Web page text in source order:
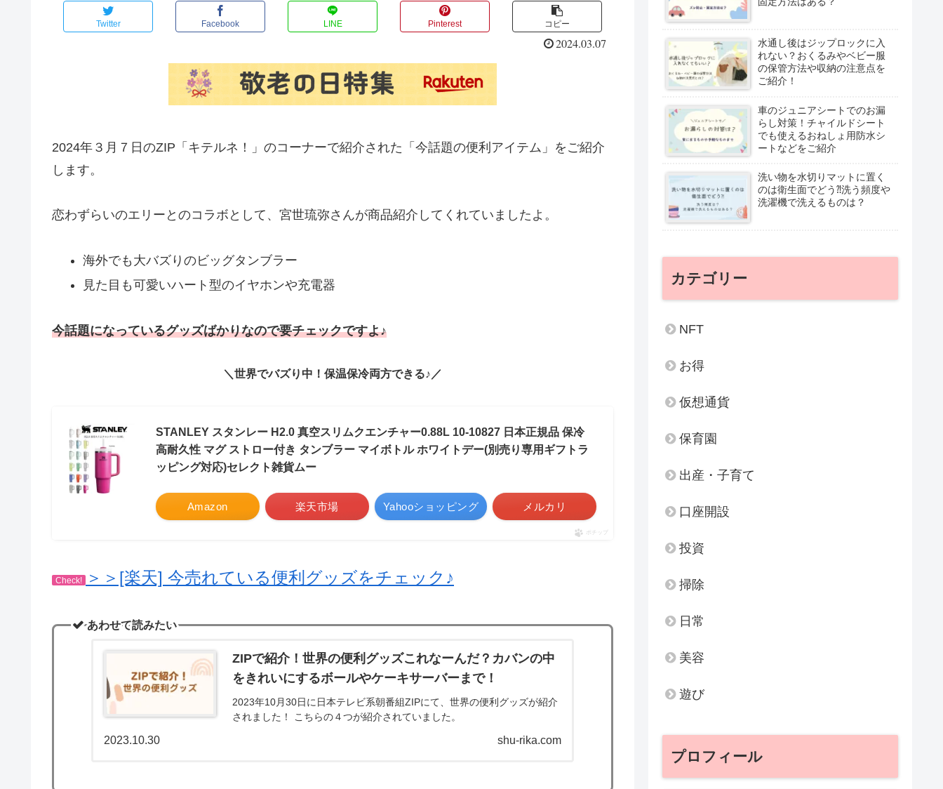
Twitter Facebook LINE Pinterest コピー
2024.03.07
2024年３月７日のZIP「キテルネ！」のコーナーで紹介された「今話題の便利アイテム」をご紹介
します。
恋わずらいのエリーとのコラボとして、宮世琉弥さんが商品紹介してくれていましたよ。
海外でも大バズりのビッグタンブラー
見た目も可愛いハート型のイヤホンや充電器
今話題になっているグッズばかりなので要チェックですよ♪
＼世界でバズり中！保温保冷両方できる♪／
STANLEY スタンレー H2.0 真空スリムクエンチャー0.88L 10-10827 日本正規品 保冷
高耐久性 マグ ストロー付き タンブラー マイボトル ホワイトデー(別売り専用ギフトラ
ッピング対応)セレクト雑貨ムー
Amazon 楽天市場 Yahooショッピング メルカリ
ポチップ
Check! ＞＞[楽天] 今売れている便利グッズをチェック♪
あわせて読みたい
ZIPで紹介！世界の便利グッズこれなーんだ？カバンの中
をきれいにするボールやケーキサーバーまで！
2023年10月30日に日本テレビ系朝番組ZIPにて、世界の便利グッズが紹介
されました！ こちらの４つが紹介されていました。
shu-rika.com
2023.10.30
水通し後はジップロックに入
れない？おくるみやベビー服
の保管方法や収納の注意点を
ご紹介！
車のジュニアシートでのお漏
らし対策！チャイルドシート
でも使えるおねしょ用防水シ
ートなどをご紹介
洗い物を水切りマットに置く
のは衛生面でどう⁈洗う頻度や
洗濯機で洗えるものは？
カテゴリー
NFT
お得
仮想通貨
保育園
出産・子育て
口座開設
投資
掃除
日常
美容
遊び
プロフィール